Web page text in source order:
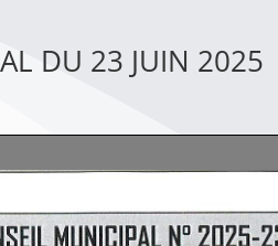
DU 23 JUIN 2025